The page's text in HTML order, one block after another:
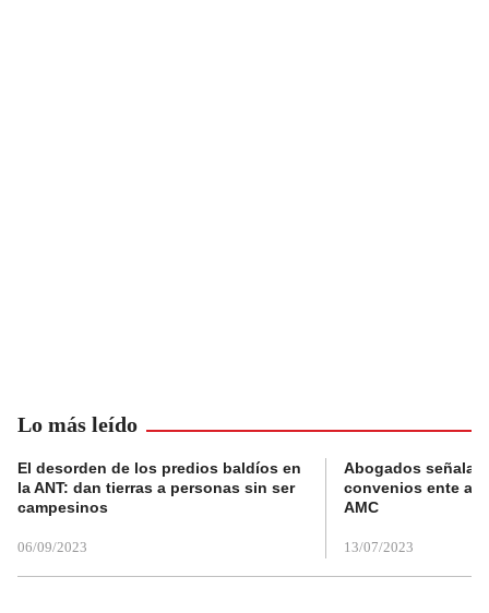
Lo más leído
El desorden de los predios baldíos en
la ANT: dan tierras a personas sin ser
campesinos
06/09/2023
Abogados
convenios ente
AMC
13/07/2023